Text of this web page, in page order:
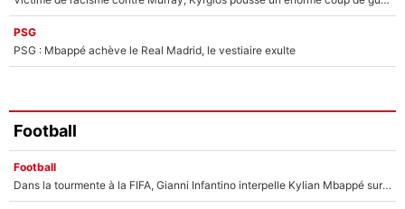
PSG
PSG : Mbappé achève le Real Madrid, le vestiaire exulte
Football
Football
Dans la tourmente à la FIFA, Gianni Infantino interpelle Kylian Mbappé sur les réseaux sociaux